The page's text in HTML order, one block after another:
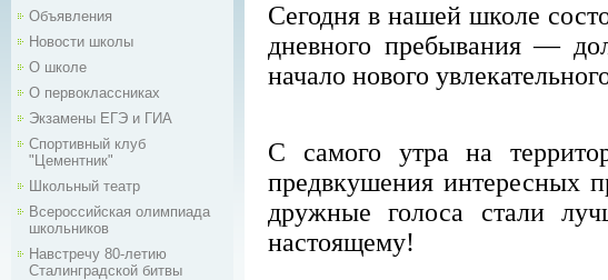
Объявления
Новости школы
О школе
О первоклассниках
Экзамены ЕГЭ и ГИА
Спортивный клуб
"Цементник"
Школьный театр
Всероссийская олимпиада
школьников
Навстречу 80-летию
Сталинградской битвы
Сегодня в нашей школе
дневного пребывания —
начало нового
С самого утра на
предвкушения интересных
дружные голоса стали
настоящему!